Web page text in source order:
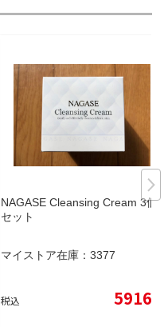
NAGASE Cleansing Cream 3個
セット
マイストア在庫： 3377
税込 5916